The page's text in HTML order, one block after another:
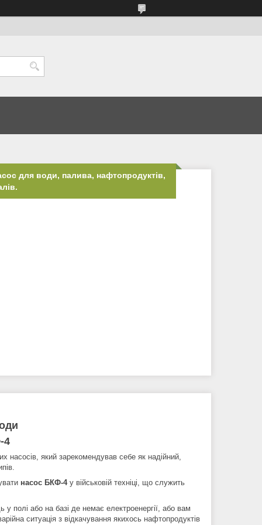
для води, палива, нафтопродуктів,
4
насосів, який зарекомендував себе як надійний,
насос БКФ-4 у військовій техніці, що служить
полі або на базі де немає електроенергії, або вам
ситуація з відкачування якихось нафтопродуктів